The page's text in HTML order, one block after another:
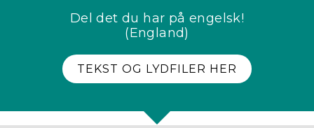
Del det du har på engelsk!
(England)
TEKST OG LYDFILER HER